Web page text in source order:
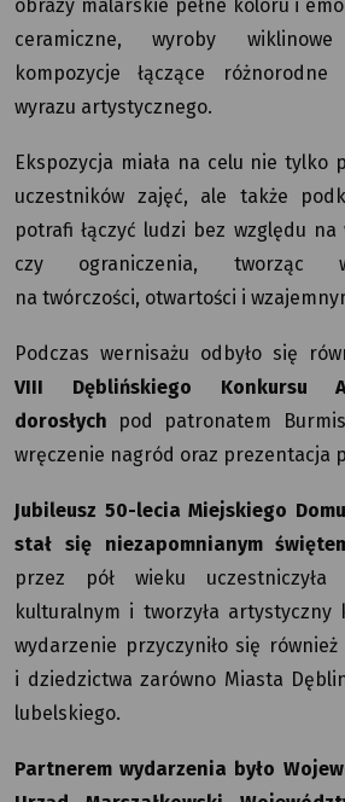
obrazy malarskie pełne koloru i
ceramiczne, wyroby
kompozycje łączące
wyrazu artystycznego.
Ekspozycja miała na celu nie tylko
uczestników zajęć, ale także
potrafi łączyć ludzi bez względu na
czy ograniczenia, tworząc
na twórczości, otwartości i
Podczas wernisażu odbyło się
VIII Dęblińskiego Konkursu
dorosłych pod patronatem
wręczenie nagród oraz prezentacja
Jubileusz 50-lecia Miejskiego
stał się niezapomnianym
przez pół wieku
kulturalnym i tworzyła artystyczny
wydarzenie przyczyniło się
i dziedzictwa zarówno Miasta
lubelskiego.
Partnerem wydarzenia było